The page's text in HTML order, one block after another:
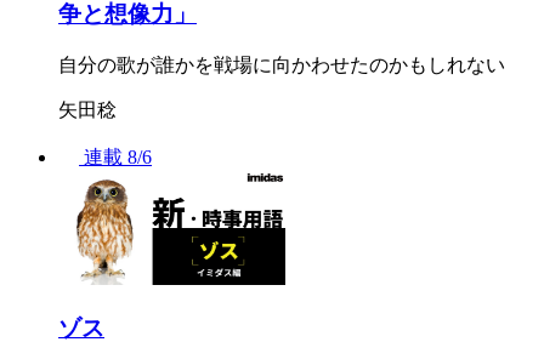
争と想像力」
自分の歌が誰かを戦場に向かわせたのかもしれない
矢田稔
連載 8/6
ゾス